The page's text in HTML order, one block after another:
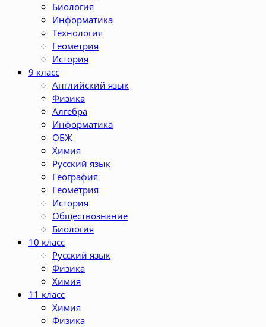
Биология
Информатика
Технология
Геометрия
История
9 класс
Английский язык
Физика
Алгебра
Информатика
ОБЖ
Химия
Русский язык
География
Геометрия
История
Обществознание
Биология
10 класс
Русский язык
Физика
Химия
11 класс
Химия
Физика